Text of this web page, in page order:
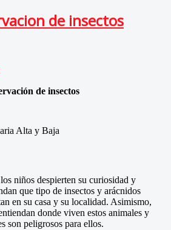
de insectos
de insectos
Alta y Baja
niños despierten su curiosidad y
que tipo de insectos y arácnidos
en su casa y su localidad. Asimismo,
donde viven estos animales y
son peligrosos para ellos.